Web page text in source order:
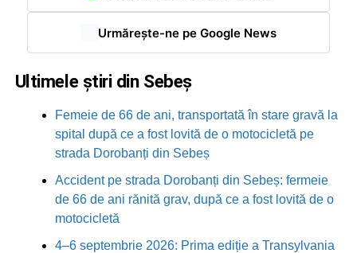
Urmărește-ne pe Google News
Ultimele știri din Sebeș
Femeie de 66 de ani, transportată în stare gravă la
spital după ce a fost lovită de o motocicletă pe
strada Dorobanți din Sebeș
Accident pe strada Dorobanți din Sebeș: fermeie
de 66 de ani rănită grav, după ce a fost lovită de o
motocicletă
4–6 septembrie 2026: Prima ediție a Transylvania